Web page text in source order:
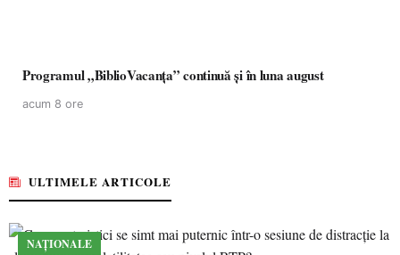
Programul „BiblioVacanța” continuă și în luna august
acum 8 ore
ULTIMELE ARTICOLE
NAȚIONALE